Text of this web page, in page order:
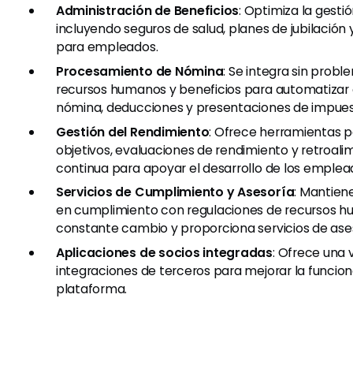
Administración de Beneficios: Optimiza la
incluyendo seguros de salud, planes de
para empleados.
Procesamiento de Nómina: Se integra sin
recursos humanos y beneficios para
nómina, deducciones y presentaciones de
Gestión del Rendimiento: Ofrece herramientas
objetivos, evaluaciones de rendimiento y
continua para apoyar el desarrollo de los
Servicios de Cumplimiento y Asesoría:
en cumplimiento con regulaciones de recursos
constante cambio y proporciona servicios de
Aplicaciones de socios integradas: Ofrece una
integraciones de terceros para mejorar la
plataforma.